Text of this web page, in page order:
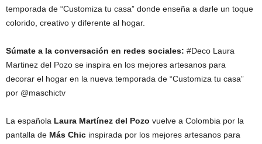
temporada de “Customiza tu casa” donde enseña a darle un toque
colorido, creativo y diferente al hogar.
Súmate a la conversación en redes sociales: #Deco Laura
Martinez del Pozo se inspira en los mejores artesanos para
decorar el hogar en la nueva temporada de “Customiza tu casa”
por @maschictv
La española Laura Martínez del Pozo vuelve a Colombia por la
pantalla de Más Chic inspirada por los mejores artesanos para